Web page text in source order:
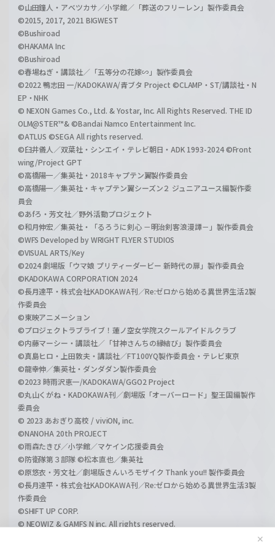
✕
©山田鐘人・アベツカサ／小学館／「葬送のフリーレン」製作委員会
©2015, 2017, 2021 BIGWEST
©Bushiroad
©HAKAMA Inc
©Bushiroad
©春場ねぎ・講談社／「五等分の花嫁∽」製作委員会
©2022 鴨志田 一/KADOKAWA/青ブタ Project ©CLAMP・ST/講談社・N
EP・NHK
© NEXON Games Co., Ltd. & Yostar, Inc. All Rights Reserved. THE ID
OLM@STER™& ©Bandai Namco Entertainment Inc.
©ATLUS ©SEGA All rights reserved.
©臼井儀人／双葉社・シンエイ・テレビ朝日・ADK 1993-2024 ©Front
wing/Project GPT
©高橋陽一／集英社・2018キャプテン翼製作委員会
©高橋陽一／集英社・キャプテン翼シーズン２ ジュニアユース編製作委
員会
©あfろ・芳文社／野外活動プロジェクト
©和月伸宏／集英社・「るろうに剣心 －明治剣客浪漫譚－」製作委員会
©WFS Developed by WRIGHT FLYER STUDIOS
©VISUAL ARTS/Key
©2024 劇場版「ウマ娘 プリティーダービー 新時代の扉」製作委員会
©KADOKAWA CORPORATION 2024
©長月達平・株式会社KADOKAWA刊／Re:ゼロから始める異世界生活2製
作委員会
©東映アニメーション
©プロジェクトラブライブ！蓮ノ空女学院スクールアイドルクラブ
©内藤マーシー・講談社／「甘神さんちの縁結び」製作委員会
©真島ヒロ・上田敦夫・講談社／FT100YQ製作委員会・テレビ東京
©龍幸伸／集英社・ダンダダン製作委員会
©2023 時雨沢恵一/KADOKAWA/GGO2 Project
©丸山くがね・KADOKAWA刊／劇場版「オーバーロード」聖王国編製作
委員会
© 2023 あおぎり高校 / viviON, inc.
©NANOHA 20th PROJECT
©雨森たきび／小学館／マケイン応援委員会
©防衛隊第３部隊 ©松本直也／集英社
©原悠衣・芳文社／劇場版きんいろモザイク Thank you!! 製作委員会
©長月達平・株式会社KADOKAWA刊／Re:ゼロから始める異世界生活3製
作委員会
©SHIFT UP CORP.
© NEOWIZ & GAMFS N inc. All rights reserved.